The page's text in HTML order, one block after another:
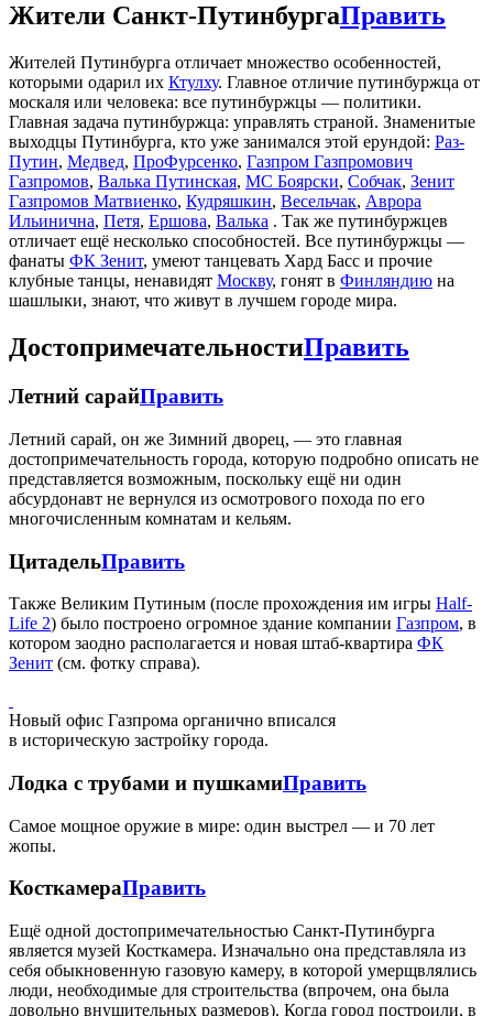
Жители Санкт-ПутинбургаПравить
Жителей Путинбурга отличает множество особенностей,
которыми одарил их Ктулху. Главное отличие путинбуржца от
москаля или человека: все путинбуржцы — политики.
Главная задача путинбуржца: управлять страной. Знаменитые
выходцы Путинбурга, кто уже занимался этой ерундой: Раз-
Путин, Медвед, ПроФурсенко, Газпром Газпромович
Газпромов, Валька Путинская, МС Боярски, Собчак, Зенит
Газпромов Матвиенко, Кудряшкин, Весельчак, Аврора
Ильинична, Петя, Ершова, Валька . Так же путинбуржцев
отличает ещё несколько способностей. Все путинбуржцы —
фанаты ФК Зенит, умеют танцевать Хард Басс и прочие
клубные танцы, ненавидят Москву, гонят в Финляндию на
шашлыки, знают, что живут в лучшем городе мира.
ДостопримечательностиПравить
Летний сарайПравить
Летний сарай, он же Зимний дворец, — это главная
достопримечательность города, которую подробно описать не
представляется возможным, поскольку ещё ни один
абсурдонавт не вернулся из осмотрового похода по его
многочисленным комнатам и кельям.
ЦитадельПравить
Также Великим Путиным (после прохождения им игры Half-
Life 2) было построено огромное здание компании Газпром, в
котором заодно располагается и новая штаб-квартира ФК
Зенит (см. фотку справа).
Новый офис Газпрома органично вписался
в историческую застройку города.
Лодка с трубами и пушкамиПравить
Самое мощное оружие в мире: один выстрел — и 70 лет
жопы.
КосткамераПравить
Ещё одной достопримечательностью Санкт-Путинбурга
является музей Косткамера. Изначально она представляла из
себя обыкновенную газовую камеру, в которой умерщвлялись
люди, необходимые для строительства (впрочем, она была
довольно внушительных размеров). Когда город построили, в